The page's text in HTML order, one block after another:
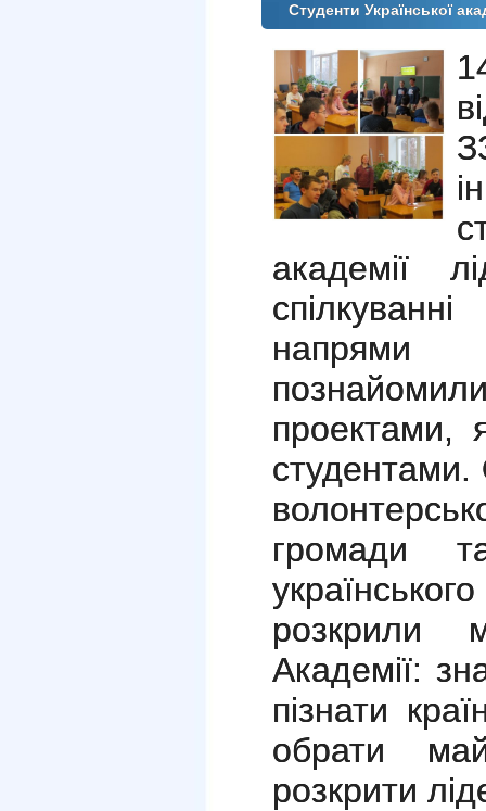
Студенти Української
академії
напрями
проектами,
студентами.
громади
розкрили
Академії:
пізнати
обрати
розкрити